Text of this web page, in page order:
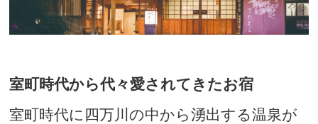
室町時代から代々愛されてきたお宿
室町時代に四万川の中から湧出する温泉が